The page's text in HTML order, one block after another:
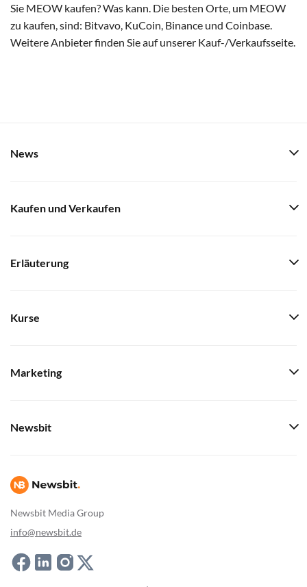
Sie MEOW kaufen? Was kann. Die besten Orte, um MEOW
zu kaufen, sind: Bitvavo, KuCoin, Binance und Coinbase.
Weitere Anbieter finden Sie auf unserer Kauf-/Verkaufsseite.
Newsbit Media Group
info@newsbit.de
News
Kaufen und Verkaufen
Erläuterung
Kurse
Marketing
Newsbit